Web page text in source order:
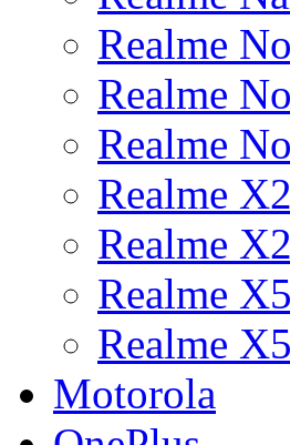
Realme
Realme
Realme
Realme X2
Realme
Realme
Realme
Motorola